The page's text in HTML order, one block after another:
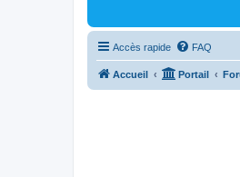
Accès rapide FAQ
Accueil Portail